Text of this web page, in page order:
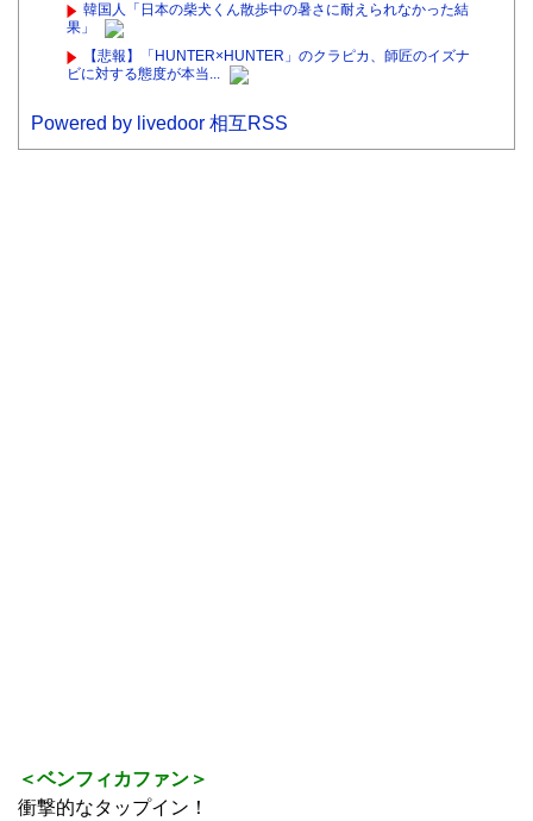
韓国人「日本の柴犬くん散歩中の暑さに耐えられなかった結
果」
【悲報】「HUNTER×HUNTER」のクラピカ、師匠のイズナ
ビに対する態度が本当...
Powered by livedoor 相互RSS
＜ベンフィカファン＞
衝撃的なタップイン！